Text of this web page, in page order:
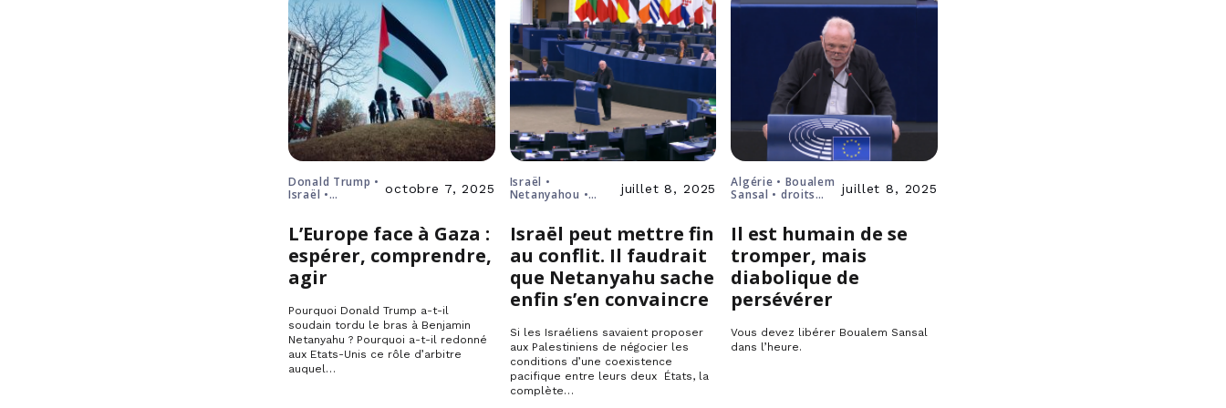
Donald Trump •
Israël •
solution à deux
États
octobre 7, 2025
L’Europe face à Gaza :
espérer, comprendre,
agir
Pourquoi Donald Trump a-t-il
soudain tordu le bras à Benjamin
Netanyahu ? Pourquoi a-t-il redonné
aux Etats-Unis ce rôle d’arbitre
auquel…
Israël •
Netanyahou •
États
juillet 8, 2025
Israël peut mettre fin
au conflit. Il faudrait
que Netanyahu sache
enfin s’en convaincre
Si les Israéliens savaient proposer
aux Palestiniens de négocier les
conditions d’une coexistence
pacifique entre leurs deux États, la
complète…
Algérie • Boualem
Sansal • droits
juillet 8, 2025
Il est humain de se
tromper, mais
diabolique de
persévérer
Vous devez libérer Boualem Sansal
dans l’heure.